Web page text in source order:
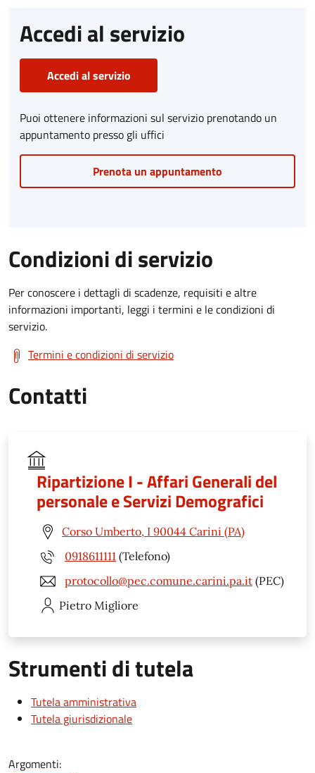
Accedi al servizio
Accedi al servizio
Puoi ottenere informazioni sul servizio prenotando un
appuntamento presso gli uffici
Prenota un appuntamento
Condizioni di servizio
Per conoscere i dettagli di scadenze, requisiti e altre
informazioni importanti, leggi i termini e le condizioni di
servizio.
Termini e condizioni di servizio
Contatti
Ripartizione I - Affari Generali del
personale e Servizi Demografici
Corso Umberto, I 90044 Carini (PA)
0918611111 (Telefono)
protocollo@pec.comune.carini.pa.it (PEC)
Pietro Migliore
Strumenti di tutela
Tutela amministrativa
Tutela giurisdizionale
Argomenti: